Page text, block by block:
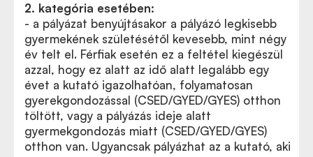
2. kategória esetében:
- a pályázat benyújtásakor a pályázó legkisebb
gyermekének születésétől kevesebb, mint négy
év telt el. Férfiak esetén ez a feltétel kiegészül
azzal, hogy ez alatt az idő alatt legalább egy
évet a kutató igazolhatóan, folyamatosan
gyerekgondozással (CSED/GYED/GYES) otthon
töltött, vagy a pályázás ideje alatt
gyermekgondozás miatt (CSED/GYED/GYES)
otthon van. Ugyancsak pályázhat az a kutató, aki